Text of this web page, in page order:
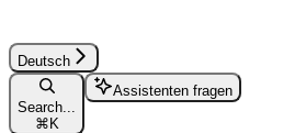
Deutsch
Search...
⌘K
Assistenten fragen